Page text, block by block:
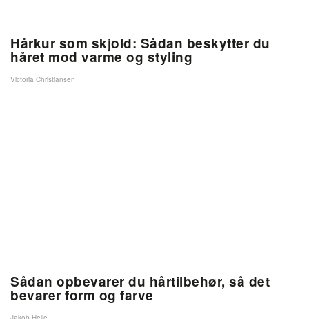
Hårkur som skjold: Sådan beskytter du
håret mod varme og styling
Victoria Christiansen
Sådan opbevarer du hårtilbehør, så det
bevarer form og farve